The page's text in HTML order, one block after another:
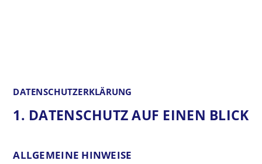
DATENSCHUTZERKLÄRUNG
1. DATENSCHUTZ AUF EINEN BLICK
ALLGEMEINE HINWEISE